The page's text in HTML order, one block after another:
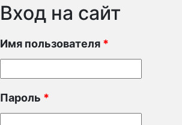
Вход на сайт
Имя пользователя *
Пароль *